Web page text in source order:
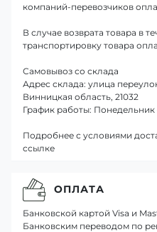
компаний-перевозчиков
В случае возврата товара в
транспортировку товара
Самовывоз со склада
Адрес склада: улица
Винницкая область, 21032
График работы: Понедельник
Подробнее с условиями
ссылке
ОПЛАТА
Банковской картой Visa и
Банковским переводом по